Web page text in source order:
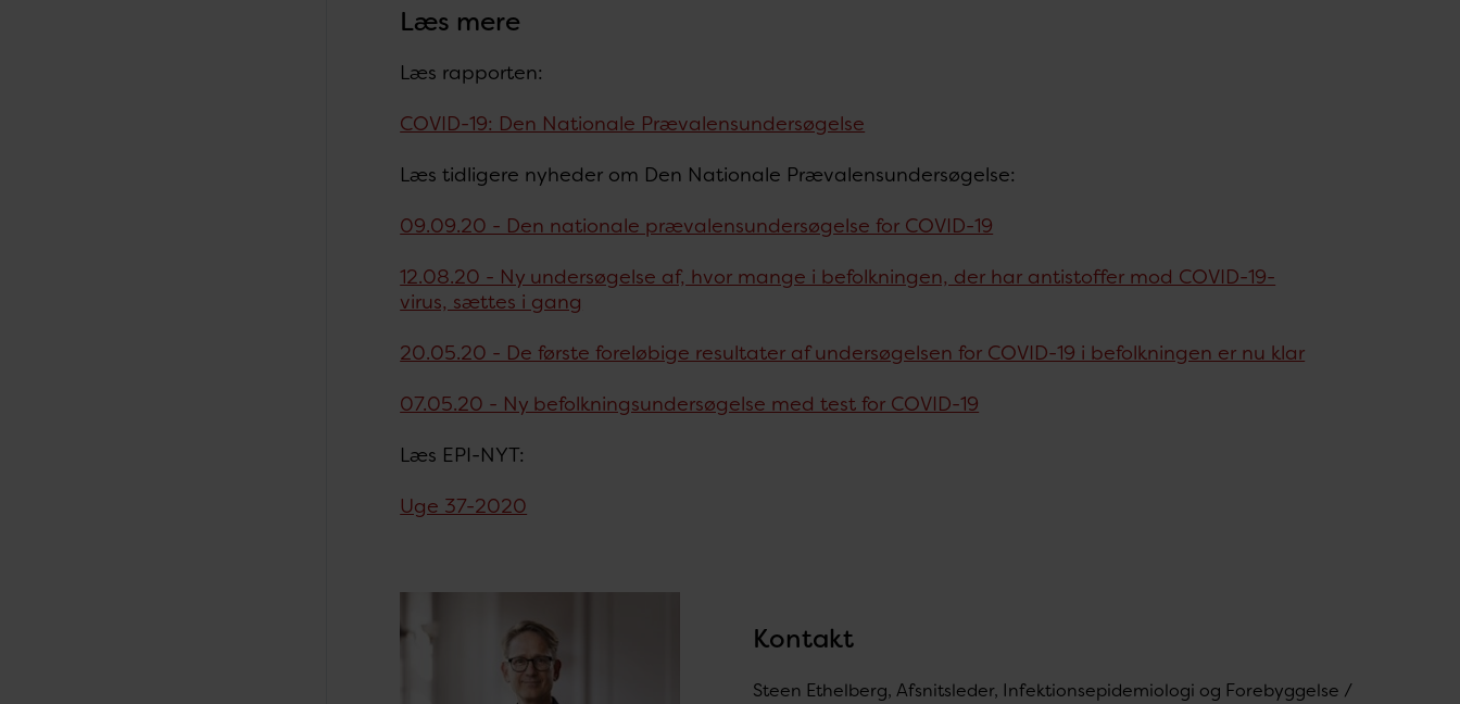
Læs mere
Læs rapporten:
COVID-19: Den Nationale Prævalensundersøgelse
Læs tidligere nyheder om Den Nationale Prævalensundersøgelse:
09.09.20 - Den nationale prævalensundersøgelse for COVID-19
12.08.20 - Ny undersøgelse af, hvor mange i befolkningen, der har antistoffer mod COVID-19-
virus, sættes i gang
20.05.20 - De første foreløbige resultater af undersøgelsen for COVID-19 i befolkningen er nu klar
07.05.20 - Ny befolkningsundersøgelse med test for COVID-19
Læs EPI-NYT:
Uge 37-2020
Kontakt
Steen Ethelberg, Afsnitsleder, Infektionsepidemiologi og Forebyggelse /